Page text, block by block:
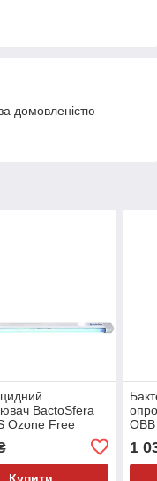
домовленістю
BactoSfera
Ozone Free
1